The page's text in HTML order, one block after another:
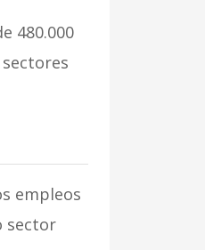
480.000
empleos
sector